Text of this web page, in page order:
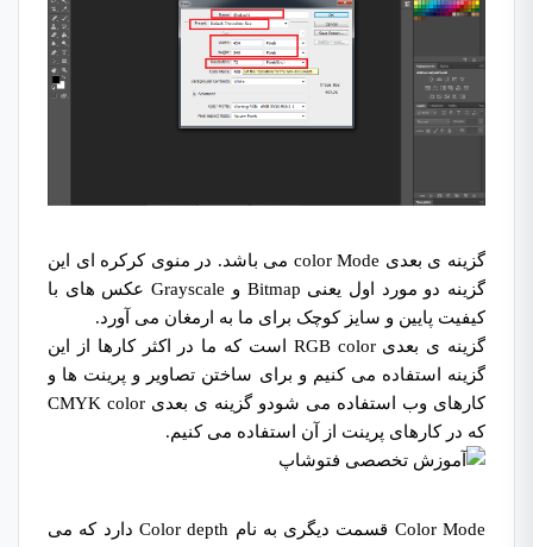
گزینه ی بعدی color Mode می باشد. در منوی کرکره ای این
گزینه دو مورد اول یعنی Bitmap و Grayscale عکس های با
کیفیت پایین و سایز کوچک برای ما به ارمغان می آورد.
گزینه ی بعدی RGB color است که ما در اکثر کارها از این
گزینه استفاده می کنیم و برای ساختن تصاویر و پرینت ها و
کارهای وب استفاده می شودو گزینه ی بعدی CMYK color
که در کارهای پرینت از آن استفاده می کنیم.
Color Mode قسمت دیگری به نام Color depth دارد که می